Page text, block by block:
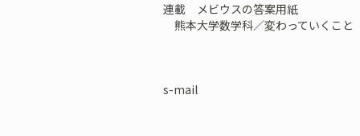
連載 メビウスの答案用紙
熊本大学数学科／変わっていくこと
s-mail